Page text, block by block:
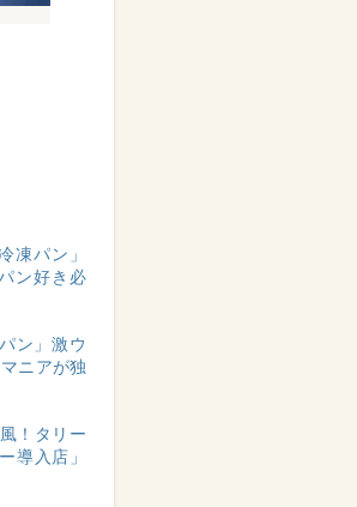
凍パン」
ン好き必
ン」激ウ
ニアが独
！タリー
導入店」